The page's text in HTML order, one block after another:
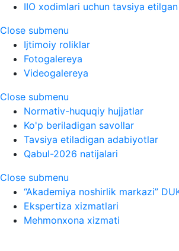
IIO xodimlari uchun tavsiya
Close submenu
Ijtimoiy roliklar
Fotogalereya
Videogalereya
Close submenu
Normativ-huquqiy hujjatlar
Ko'p beriladigan savollar
Tavsiya etiladigan adabiyotlar
Qabul-2026 natijalari
Close submenu
“Akademiya noshirlik markazi”
Ekspertiza xizmatlari
Mehmonxona xizmati